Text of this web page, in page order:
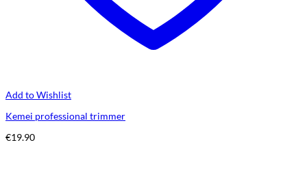
Add to Wishlist
Kemei professional trimmer
€19.90